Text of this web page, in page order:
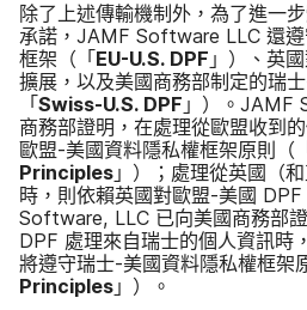
除了​上述​傳輸​機制​外，​為了​進一
承諾， JAMF Software LLC 還​
框​架（​「EU-U.S. DPF 」​）、​英
擴展，​以及​美國​商務部​制定​的​瑞士
「Swiss-U.S. DPF 」）。 JAMF
商務部​證明，​在​處理​從​歐盟​收到​
歐盟-美國​資料​隱私權​框​架​原則​（​
Principles 」​）；​處理​從​英國​（​
時，​則​依​賴英國​對​歐盟-美國 DPF
Software, LLC 已​向​美國​商務部​
DPF 處理​來自​瑞士​的​個人​資訊​時，
將​遵守​瑞士-美國​資料​隱私權​框​架​
Principles 」）。